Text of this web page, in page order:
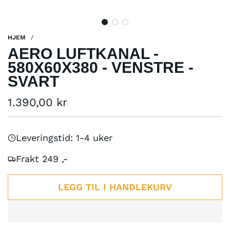
HJEM /
AERO LUFTKANAL -
580X60X380 - VENSTRE -
SVART
Vanlig
pris
1.390,00 kr
Leveringstid: 1-4 uker
Frakt 249 ,-
LEGG TIL I HANDLEKURV
L